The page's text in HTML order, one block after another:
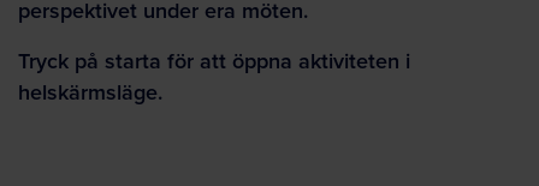
perspektivet under era möten.
Tryck på starta för att öppna aktiviteten i
helskärmsläge.